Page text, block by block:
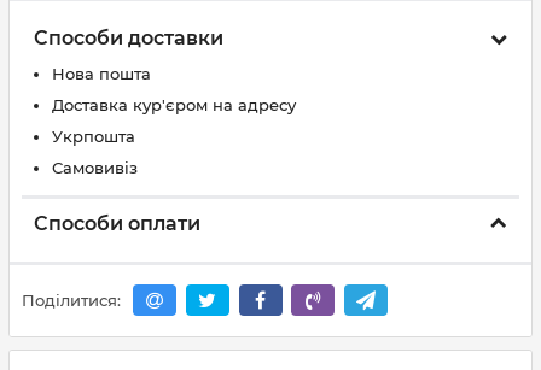
Способи доставки
Нова пошта
Доставка кур'єром на адресу
Укрпошта
Самовивіз
Способи оплати
Поділитися: